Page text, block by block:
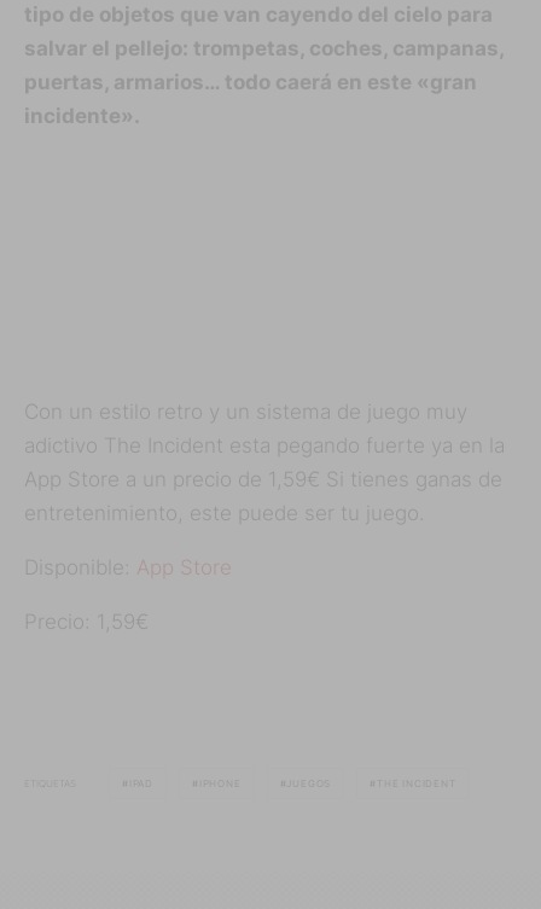
tipo de objetos que van cayendo del cielo para
salvar el pellejo: trompetas, coches, campanas,
puertas, armarios… todo caerá en este «gran
incidente».
Con un estilo retro y un sistema de juego muy
adictivo The Incident esta pegando fuerte ya en la
App Store a un precio de 1,59€ Si tienes ganas de
entretenimiento, este puede ser tu juego.
Disponible: App Store
Precio: 1,59€